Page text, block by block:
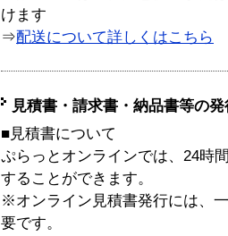
けます
⇒配送について詳しくはこちら
見積書・請求書・納品書等の
■見積書について
ぷらっとオンラインでは、24時
することができます。
※オンライン見積書発行には、
要です。